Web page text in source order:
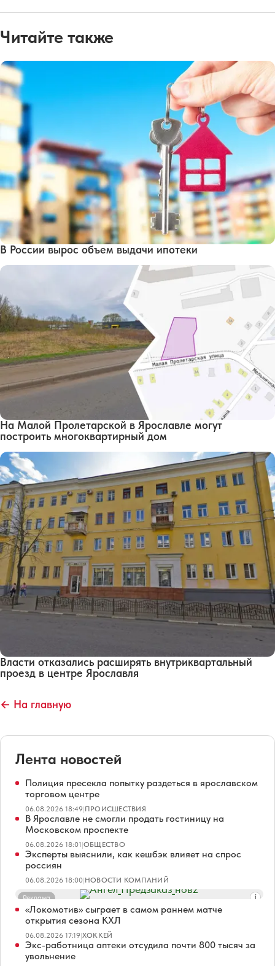
Читайте также
В России вырос объем выдачи ипотеки
На Малой Пролетарской в Ярославле могут
построить многоквартирный дом
Власти отказались расширять внутриквартальный
проезд в центре Ярославля
← На главную
Лента новостей
Полиция пресекла попытку раздеться в ярославском
торговом центре
06.08.2026 18:49|ПРОИСШЕСТВИЯ
В Ярославле не смогли продать гостиницу на
Московском проспекте
06.08.2026 18:01|ОБЩЕСТВО
Эксперты выяснили, как кешбэк влияет на спрос
россиян
06.08.2026 18:00|НОВОСТИ КОМПАНИЙ
Реклама
«Локомотив» сыграет в самом раннем матче
открытия сезона КХЛ
06.08.2026 17:19|ХОККЕЙ
Экс-работница аптеки отсудила почти 800 тысяч за
увольнение